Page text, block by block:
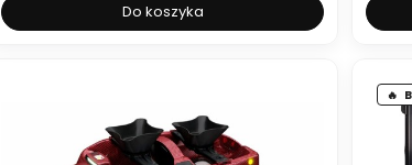
Do koszyka